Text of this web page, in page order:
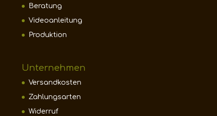
Beratung
Videoanleitung
Produktion
Unternehmen
Versandkosten
Zahlungsarten
Widerruf